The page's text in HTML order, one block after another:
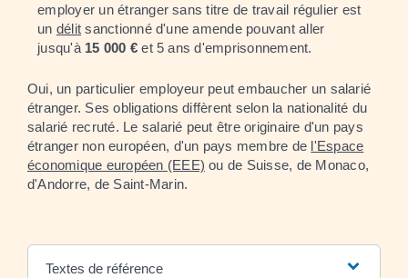
employer un étranger sans titre de travail régulier est
un délit sanctionné d'une amende pouvant aller
jusqu'à 15 000 € et 5 ans d'emprisonnement.
Oui, un particulier employeur peut embaucher un salarié
étranger. Ses obligations diffèrent selon la nationalité du
salarié recruté. Le salarié peut être originaire d'un pays
étranger non européen, d'un pays membre de l'Espace
économique européen (EEE) ou de Suisse, de Monaco,
d'Andorre, de Saint-Marin.
Textes de référence